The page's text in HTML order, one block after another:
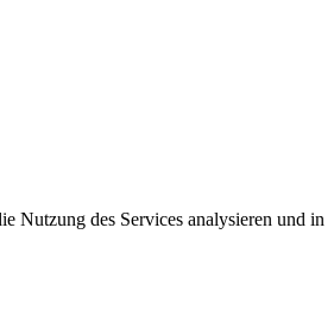
Nutzung des Services analysieren und in